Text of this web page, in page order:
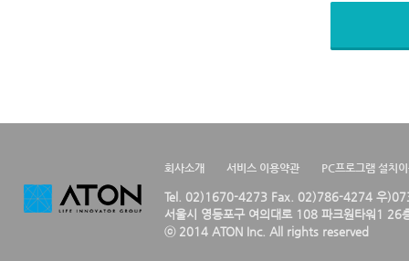
회사소개 서비스 이용약관 PC프로그램 설치
Tel. 02)1670-4273 Fax. 02)786-4274 우
서울시 영등포구 여의대로 108 파크원타워1 26
ⓒ 2014 ATON Inc. All rights reserved